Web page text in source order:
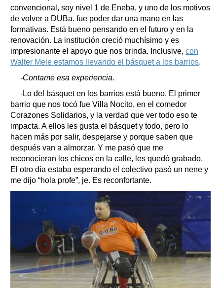
convencional, soy nivel 1 de Eneba, y uno de los motivos
de volver a DUBa. fue poder dar una mano en las
formativas. Está bueno pensando en el futuro y en la
renovación. La institución creció muchísimo y es
impresionante el apoyo que nos brinda. Inclusive, con
Walter Mele estamos llevando el básquet a los barrios.
-Contame esa experiencia.
-Lo del básquet en los barrios está bueno. El primer
barrio que nos tocó fue Villa Nocito, en el comedor
Corazones Solidarios, y la verdad que ver todo eso te
impacta. A ellos les gusta el básquet y todo, pero lo
hacen más por salir, despejarse y porque saben que
después van a almorzar. Y me pasó que me
reconocieran los chicos en la calle, les quedó grabado.
El otro día estaba esperando el colectivo pasó un nene y
me dijo “hola profe”, je. Es reconfortante.